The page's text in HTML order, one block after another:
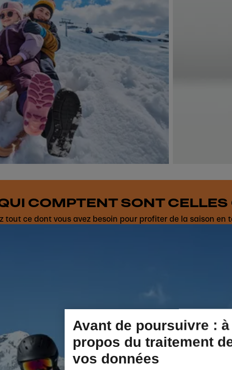
COMPTENT SONT
tout ce dont vous avez besoin pour profiter de la saison en
Avant de poursuivre : à
propos du traitement
vos données